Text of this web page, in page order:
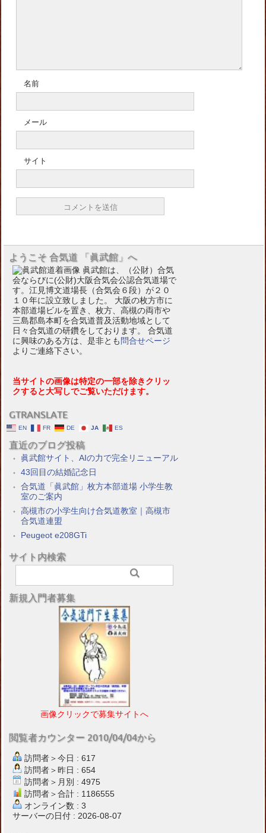
名前
メール
サイト
ようこそ 合気道 「眞武館」へ
眞武館は、（公財）合気
会ならびに(公財)大阪合気会公認合気道場で
す。江見博文道場長（合気会６段）が２０
１０年に設立致しました。 大阪の枚方市に
本部道場ビルを置き、枚方、高槻の両市や
三島郡島本町を合気道普及活動地域として
日々合気道の研鑽をしております。 合気道
に興味のある方は、是非とも 問合せページ
よりご連絡下さい。
当サイトの画像は特定の一部を除きクリッ
クすると大写しでご覧いただけます。
GTRANSLATE
EN FR DE JA ES
直近のブログ投稿
眞武館サイト、AIの力で完全リニューアル
43回目の結婚記念日
合気道「眞武館」枚方本部道場 小学生教
室のご案内
高槻市の小学生向け合気道教室｜高槻市
合気道連盟
Peugeot e208GTi
サイト内検索
新規入門者募集
画像クリックで募集サイトへ
閲覧者カウンター 2010/04/04から
訪問者＞今日 : 617
訪問者＞昨日 : 654
訪問者＞月別 : 4975
訪問者＞合計 : 1186555
オンライン数 : 3
サーバーの日付 : 2026-08-07